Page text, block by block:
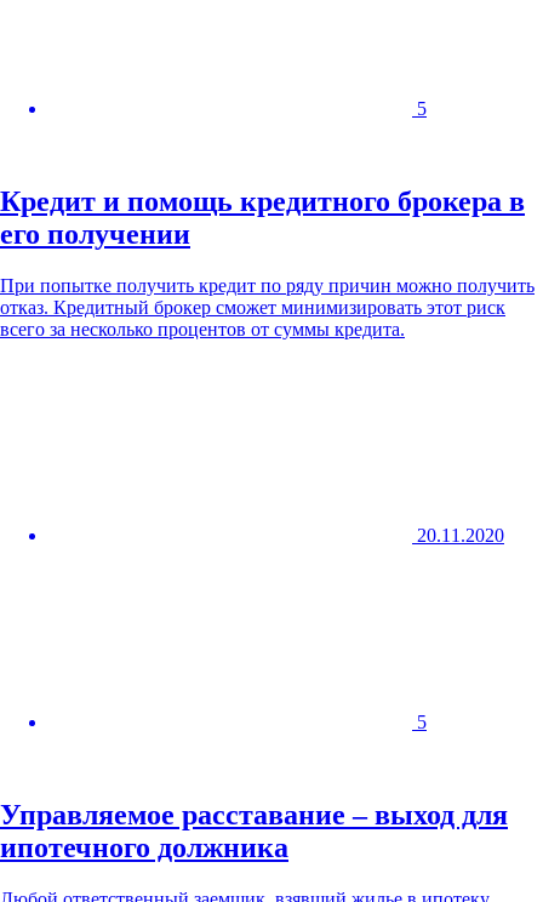
5
Кредит и помощь кредитного брокера в
его получении
При попытке получить кредит по ряду причин можно получить
отказ. Кредитный брокер сможет минимизировать этот риск
всего за несколько процентов от суммы кредита.
20.11.2020
5
Управляемое расставание – выход для
ипотечного должника